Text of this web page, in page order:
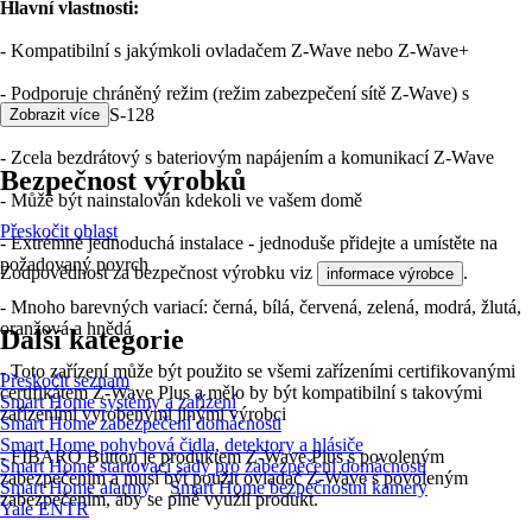
Hlavní vlastnosti:
- Kompatibilní s jakýmkoli ovladačem Z-Wave nebo Z-Wave+
- Podporuje chráněný režim (režim zabezpečení sítě Z-Wave) s
šifrováním AES-128
- Zcela bezdrátový s bateriovým napájením a komunikací Z-Wave
- Může být nainstalován kdekoli ve vašem domě
- Extrémně jednoduchá instalace - jednoduše přidejte a umístěte na
požadovaný povrch
- Mnoho barevných variací: černá, bílá, červená, zelená, modrá, žlutá,
oranžová a hnědá
- Toto zařízení může být použito se všemi zařízeními certifikovanými
certifikátem Z-Wave Plus a mělo by být kompatibilní s takovými
zařízeními vyrobenými jinými výrobci
- FIBARO Button je produktem Z-Wave Plus s povoleným
zabezpečením a musí být použit ovladač Z-Wave s povoleným
zabezpečením, aby se plně využil produkt.
Zobrazit více
Bezpečnost výrobků
Přeskočit oblast
Zodpovědnost za bezpečnost výrobku viz informace výrobce .
Další kategorie
Přeskočit seznam
Smart Home systémy a zařízení
Smart Home zabezpečení domácnosti
Smart Home pohybová čidla, detektory a hlásiče
Smart Home startovací sady pro zabezpečení domácnosti
Smart Home alarmy
Smart Home bezpečnostní kamery
Yale ENTR